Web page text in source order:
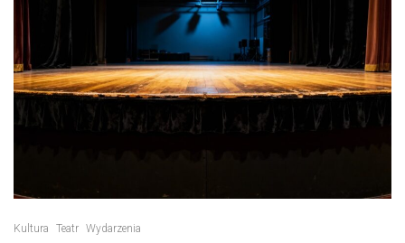
Kultura Teatr Wydarzenia